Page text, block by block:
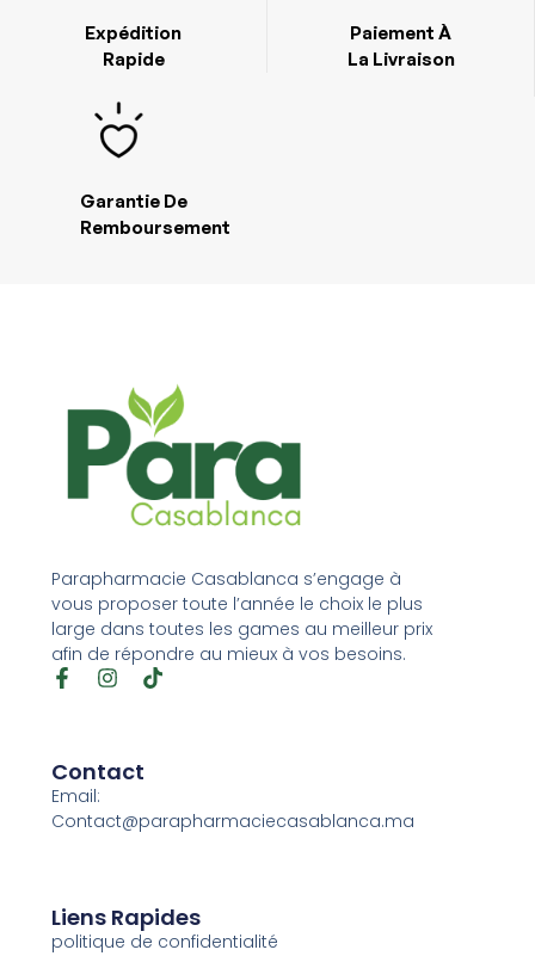
Paiement À
La Livraison
Expédition
Rapide
Garantie De
Remboursement
Parapharmacie Casablanca s’engage à
vous proposer toute l’année le choix le plus
large dans toutes les games au meilleur prix
afin de répondre au mieux à vos besoins.
Contact
Email:
Contact@parapharmaciecasablanca.ma
Liens Rapides
politique de confidentialité